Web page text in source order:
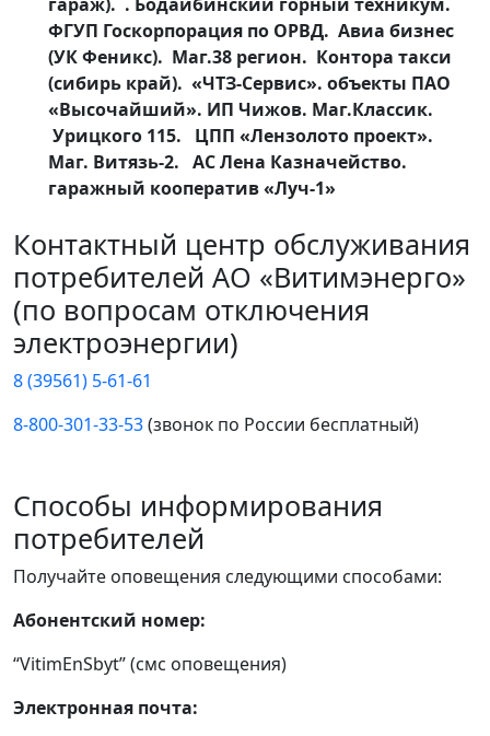
ФГУП Госкорпорация по ОРВД. Авиа бизнес
(УК Феникс). Маг.38 регион. Контора такси
(сибирь край). «ЧТЗ-Сервис». объекты ПАО
«Высочайший». ИП Чижов. Маг.Классик.
Урицкого 115. ЦПП «Лензолото проект».
Маг. Витязь-2. АС Лена Казначейство.
гаражный кооператив «Луч-1»
Контактный центр обслуживания
потребителей АО «Витимэнерго»
(по вопросам отключения
электроэнергии)
8 (39561) 5-61-61
8-800-301-33-53(звонок по России бесплатный)
Способы информирования
потребителей
Получайте оповещения следующими способами:
Абонентский номер:
“VitimEnSbyt” (смс оповещения)
Электронная почта: